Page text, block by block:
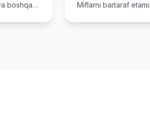
boshqa
Miflarni bartaraf